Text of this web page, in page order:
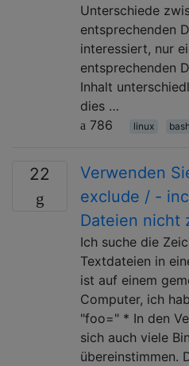
Unterschiede
entsprechenden
interessiert, nur
entsprechenden
Inhalt
dies …
786
linux bash
22
Verwenden
exclude / -
Dateien nicht
Ich suche die
Textdateien in
ist auf einem
Computer, ich
"foo=" * In den
sich auch viele
übereinstimmen.